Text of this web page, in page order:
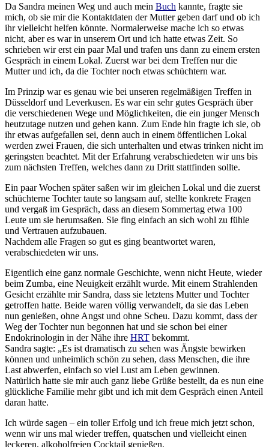
Da Sandra meinen Weg und auch mein Buch kannte, fragte sie
mich, ob sie mir die Kontaktdaten der Mutter geben darf und ob ich
ihr vielleicht helfen könnte. Normalerweise mache ich so etwas
nicht, aber es war in unserem Ort und ich hatte etwas Zeit. So
schrieben wir erst ein paar Mal und trafen uns dann zu einem ersten
Gespräch in einem Lokal. Zuerst war bei dem Treffen nur die
Mutter und ich, da die Tochter noch etwas schüchtern war.
Im Prinzip war es genau wie bei unseren regelmäßigen Treffen in
Düsseldorf und Leverkusen. Es war ein sehr gutes Gespräch über
die verschiedenen Wege und Möglichkeiten, die ein junger Mensch
heutzutage nutzen und gehen kann. Zum Ende hin fragte ich sie, ob
ihr etwas aufgefallen sei, denn auch in einem öffentlichen Lokal
werden zwei Frauen, die sich unterhalten und etwas trinken nicht im
geringsten beachtet. Mit der Erfahrung verabschiedeten wir uns bis
zum nächsten Treffen, welches dann zu Dritt stattfinden sollte.
Ein paar Wochen später saßen wir im gleichen Lokal und die zuerst
schüchterne Tochter taute so langsam auf, stellte konkrete Fragen
und vergaß im Gespräch, dass an diesem Sommertag etwa 100
Leute um sie herumsaßen. Sie fing einfach an sich wohl zu fühle
und Vertrauen aufzubauen.
Nachdem alle Fragen so gut es ging beantwortet waren,
verabschiedeten wir uns.
Eigentlich eine ganz normale Geschichte, wenn nicht Heute, wieder
beim Zumba, eine Neuigkeit erzählt wurde. Mit einem Strahlenden
Gesicht erzählte mir Sandra, dass sie letztens Mutter und Tochter
getroffen hatte. Beide waren völlig verwandelt, da sie das Leben
nun genießen, ohne Angst und ohne Scheu. Dazu kommt, dass der
Weg der Tochter nun begonnen hat und sie schon bei einer
Endokrinologin in der Nähe ihre HRT bekommt.
Sandra sagte: „Es ist dramatisch zu sehen was Ängste bewirken
können und unheimlich schön zu sehen, dass Menschen, die ihre
Last abwerfen, einfach so viel Lust am Leben gewinnen.
Natürlich hatte sie mir auch ganz liebe Grüße bestellt, da es nun eine
glückliche Familie mehr gibt und ich mit dem Gespräch einen Anteil
daran hatte.
Ich würde sagen – ein toller Erfolg und ich freue mich jetzt schon,
wenn wir uns mal wieder treffen, quatschen und vielleicht einen
leckeren, alkoholfreien Cocktail genießen.